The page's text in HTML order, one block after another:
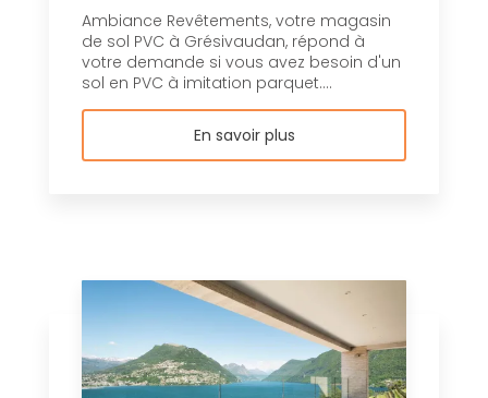
Ambiance Revêtements, votre magasin
de sol PVC à Grésivaudan, répond à
votre demande si vous avez besoin d'un
sol en PVC à imitation parquet....
En savoir plus